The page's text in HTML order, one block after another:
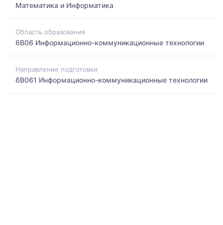
Математика и Информатика
Область образования
6B06 Информационно-коммуникационные технологии
Направление подготовки
6B061 Информационно-коммуникационные технологии